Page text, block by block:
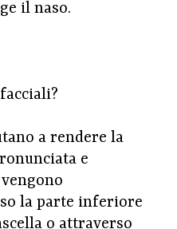
il naso.
a rendere la
e
la parte inferiore
o attraverso